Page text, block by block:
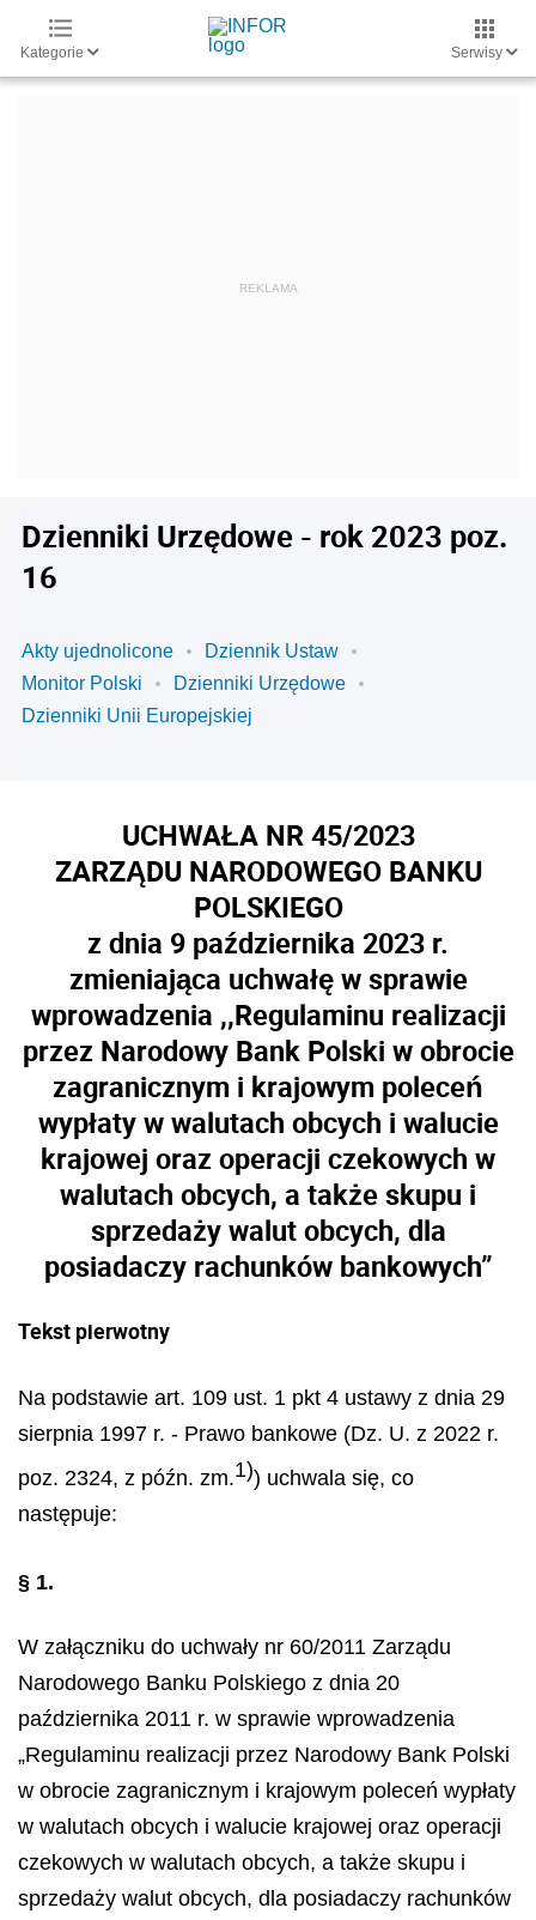
Kategorie Serwisy
Dzienniki Urzędowe - rok 2023 poz.
16
Akty ujednolicone
Dziennik Ustaw
Monitor Polski
Dzienniki Urzędowe
Dzienniki Unii Europejskiej
UCHWAŁA NR 45/2023
ZARZĄDU NARODOWEGO BANKU
POLSKIEGO
z dnia 9 października 2023 r.
zmieniająca uchwałę w sprawie
wprowadzenia ,,Regulaminu realizacji
przez Narodowy Bank Polski w obrocie
zagranicznym i krajowym poleceń
wypłaty w walutach obcych i walucie
krajowej oraz operacji czekowych w
walutach obcych, a także skupu i
sprzedaży walut obcych, dla
posiadaczy rachunków bankowych”
Tekst pierwotny
Na podstawie art. 109 ust. 1 pkt 4 ustawy z dnia 29
sierpnia 1997 r. - Prawo bankowe (Dz. U. z 2022 r.
poz. 2324, z późn. zm.1)) uchwala się, co
następuje:
§ 1.
W załączniku do uchwały nr 60/2011 Zarządu
Narodowego Banku Polskiego z dnia 20
października 2011 r. w sprawie wprowadzenia
„Regulaminu realizacji przez Narodowy Bank Polski
w obrocie zagranicznym i krajowym poleceń wypłaty
w walutach obcych i walucie krajowej oraz operacji
czekowych w walutach obcych, a także skupu i
sprzedaży walut obcych, dla posiadaczy rachunków